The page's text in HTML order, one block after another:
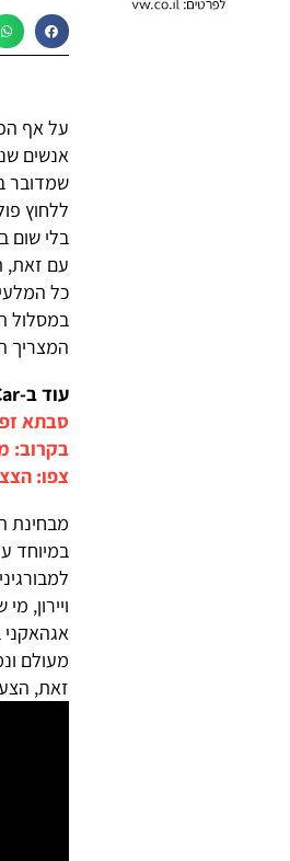
על אף
אנשים
שמדובר
ללחוץ
בלי שום
עם זאת,
כל
במסלול
המצריך
עוד ב-TheCar:
סבתא
בקרוב:
צפו: הצצה נדירה ל-
מבחינת
ויירון,
זאת,